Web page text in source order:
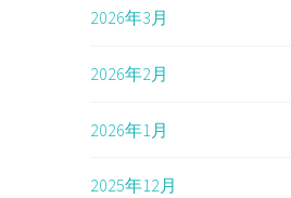
2026年3月
2026年2月
2026年1月
2025年12月